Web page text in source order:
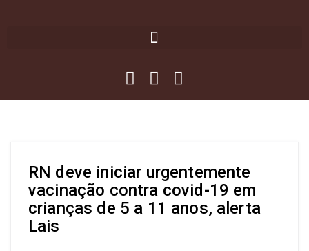
RN deve iniciar urgentemente
vacinação contra covid-19 em
crianças de 5 a 11 anos, alerta
Lais